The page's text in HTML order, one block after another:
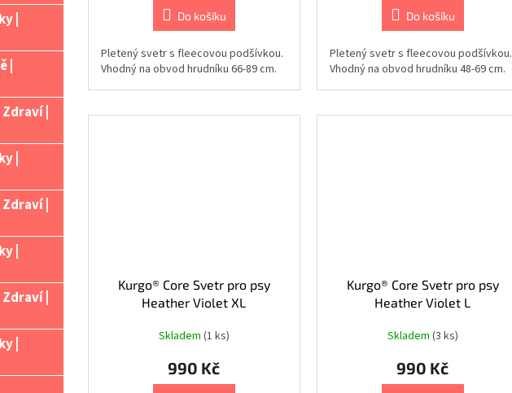
|
|
|
|
|
|
|
|
Do košíku
Pletený svetr s fleecovou podšívkou.
Vhodný na obvod hrudníku 66-89 cm.
Do košíku
Pletený svetr s fleecovou podšívkou.
Vhodný na obvod hrudníku 48-69 cm.
Kurgo® Core Svetr pro psy
Heather Violet XL
Skladem (1 ks)
990 Kč
Kurgo® Core Svetr pro psy
Heather Violet L
Skladem (3 ks)
990 Kč